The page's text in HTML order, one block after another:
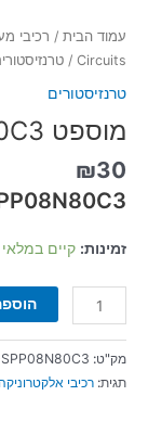
עמוד הבית /
Circuits
/
טרנזיסטורים
מוספט SPP08N80C3 עד 800V 8A
₪30
זמינות: קיים במלאי
מק"ט:
תגית: רכיבי